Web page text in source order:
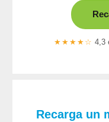
★★★★☆ 4,3
Recarga un